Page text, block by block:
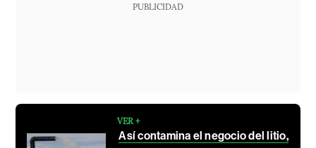
PUBLICIDAD
VER +
Así contamina el negocio del litio,